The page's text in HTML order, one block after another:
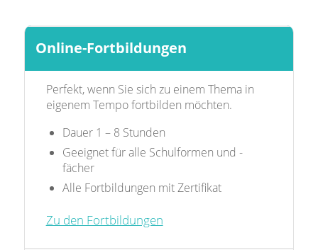
Online-Fortbildungen
Perfekt, wenn Sie sich zu einem Thema in
eigenem Tempo fortbilden möchten.
Dauer 1 – 8 Stunden
Geeignet für alle Schulformen und -
fächer
Alle Fortbildungen mit Zertifikat
Zu den Fortbildungen